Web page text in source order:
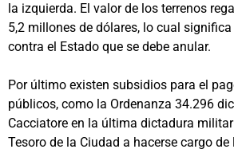
la izquierda. El valor de los terrenos
5,2 millones de dólares, lo cual
contra el Estado que se debe anular.
Por último existen subsidios para el
públicos, como la Ordenanza 34.296
Cacciatore en la última dictadura
Tesoro de la Ciudad a hacerse cargo